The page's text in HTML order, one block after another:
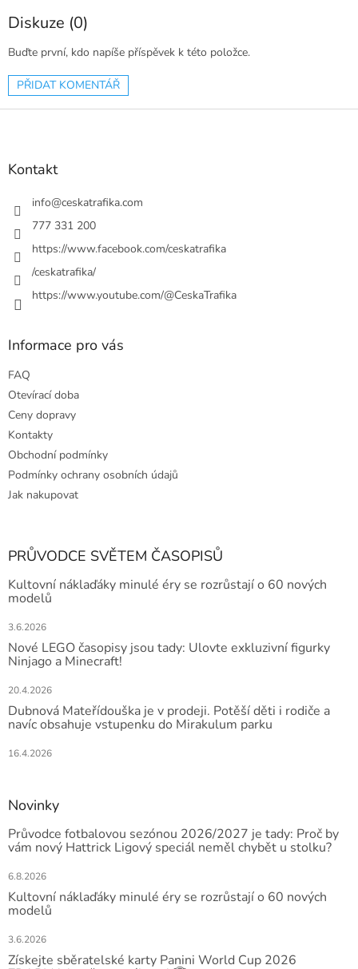
Diskuze (0)
Buďte první, kdo napíše příspěvek k této položce.
PŘIDAT KOMENTÁŘ
Z
Kontakt
info@ceskatrafika.com
777 331 200
https://www.facebook.com/ceskatrafika
/ceskatrafika/
https://www.youtube.com/@CeskaTrafika
Informace pro vás
FAQ
Otevírací doba
Ceny dopravy
Kontakty
Obchodní podmínky
Podmínky ochrany osobních údajů
Jak nakupovat
PRŮVODCE SVĚTEM ČASOPISŮ
Kultovní náklaďáky minulé éry se rozrůstají o 60 nových
modelů
3.6.2026
Nové LEGO časopisy jsou tady: Ulovte exkluzivní figurky
Ninjago a Minecraft!
20.4.2026
Dubnová Mateřídouška je v prodeji. Potěší děti i rodiče a
navíc obsahuje vstupenku do Mirakulum parku
16.4.2026
Novinky
Průvodce fotbalovou sezónou 2026/2027 je tady: Proč by
vám nový Hattrick Ligový speciál neměl chybět u stolku?
6.8.2026
Kultovní náklaďáky minulé éry se rozrůstají o 60 nových
modelů
3.6.2026
Získejte sběratelské karty Panini World Cup 2026